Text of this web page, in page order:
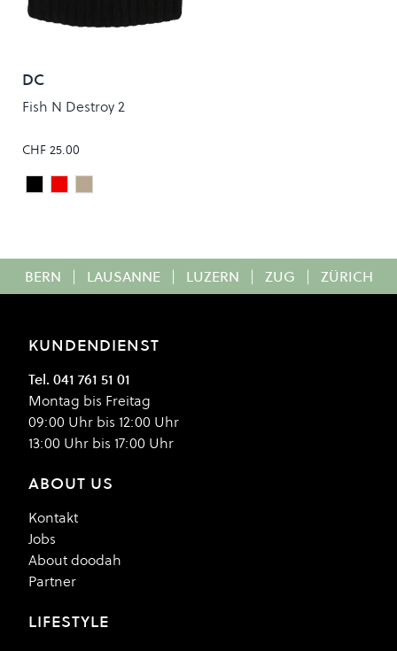
DC
Fish N Destroy 2
CHF 25.00
Colour
BlackChili Pepper
Oatmeal
BERN | LAUSANNE | LUZERN | ZUG | ZÜRICH
KUNDENDIENST
Tel. 041 761 51 01
Montag bis Freitag
09:00 Uhr bis 12:00 Uhr
13:00 Uhr bis 17:00 Uhr
ABOUT US
Kontakt
Jobs
About doodah
Partner
LIFESTYLE